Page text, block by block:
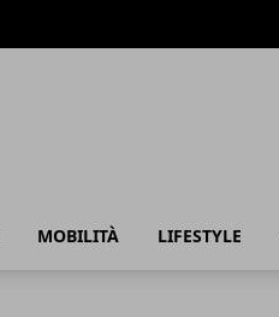
MOBILITÀ LIFESTYLE